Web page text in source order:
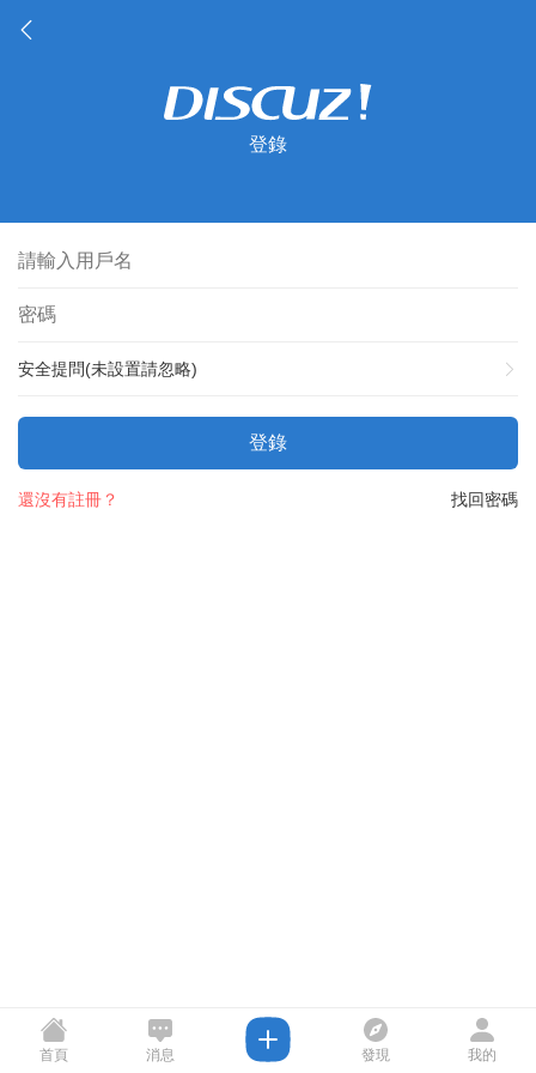
登錄
安全提問(未設置請忽略)
登錄
找回密碼
還沒有註冊？
首頁 消息 發現 我的